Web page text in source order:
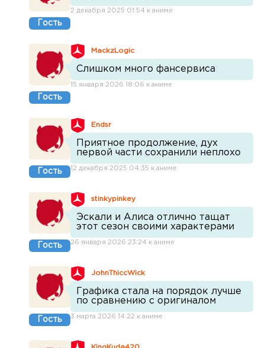
Гость
2 декабря 2025 01:54 к аниме
Гость
MackzLogic
Слишком много фансервиса
15 января 2026 18:06 к аниме
Гость
Endsr
Приятное продолжение, дух
первой части сохранили неплохо
12 декабря 2025 04:35 к аниме
Гость
stinkypinkey
Эскали и Алиса отлично тащат
этот сезон своими характерами
26 января 2026 23:24 к аниме
Гость
JohnThiccWick
Графика стала на порядок лучше
по сравнению с оригиналом
3 марта 2026 14:22 к аниме